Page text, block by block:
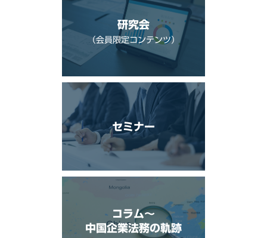
研究会
（会員限定コンテンツ）
セミナー
コラム〜
中国企業法務の軌跡